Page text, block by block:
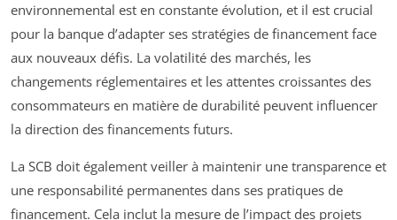
environnemental est en constante évolution, et il est crucial
pour la banque d’adapter ses stratégies de financement face
aux nouveaux défis. La volatilité des marchés, les
changements réglementaires et les attentes croissantes des
consommateurs en matière de durabilité peuvent influencer
la direction des financements futurs.
La SCB doit également veiller à maintenir une transparence et
une responsabilité permanentes dans ses pratiques de
financement. Cela inclut la mesure de l’impact des projets